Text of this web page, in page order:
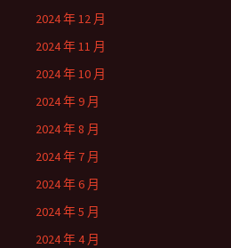
2024 年 12 月
2024 年 11 月
2024 年 10 月
2024 年 9 月
2024 年 8 月
2024 年 7 月
2024 年 6 月
2024 年 5 月
2024 年 4 月